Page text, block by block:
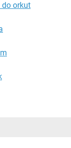
do orkut